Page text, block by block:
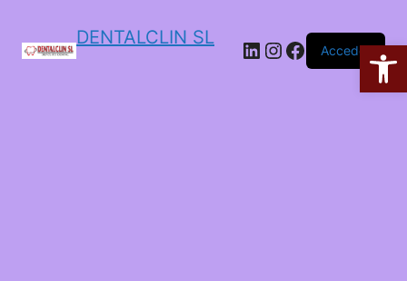
DENTALCLIN SL
Acceder